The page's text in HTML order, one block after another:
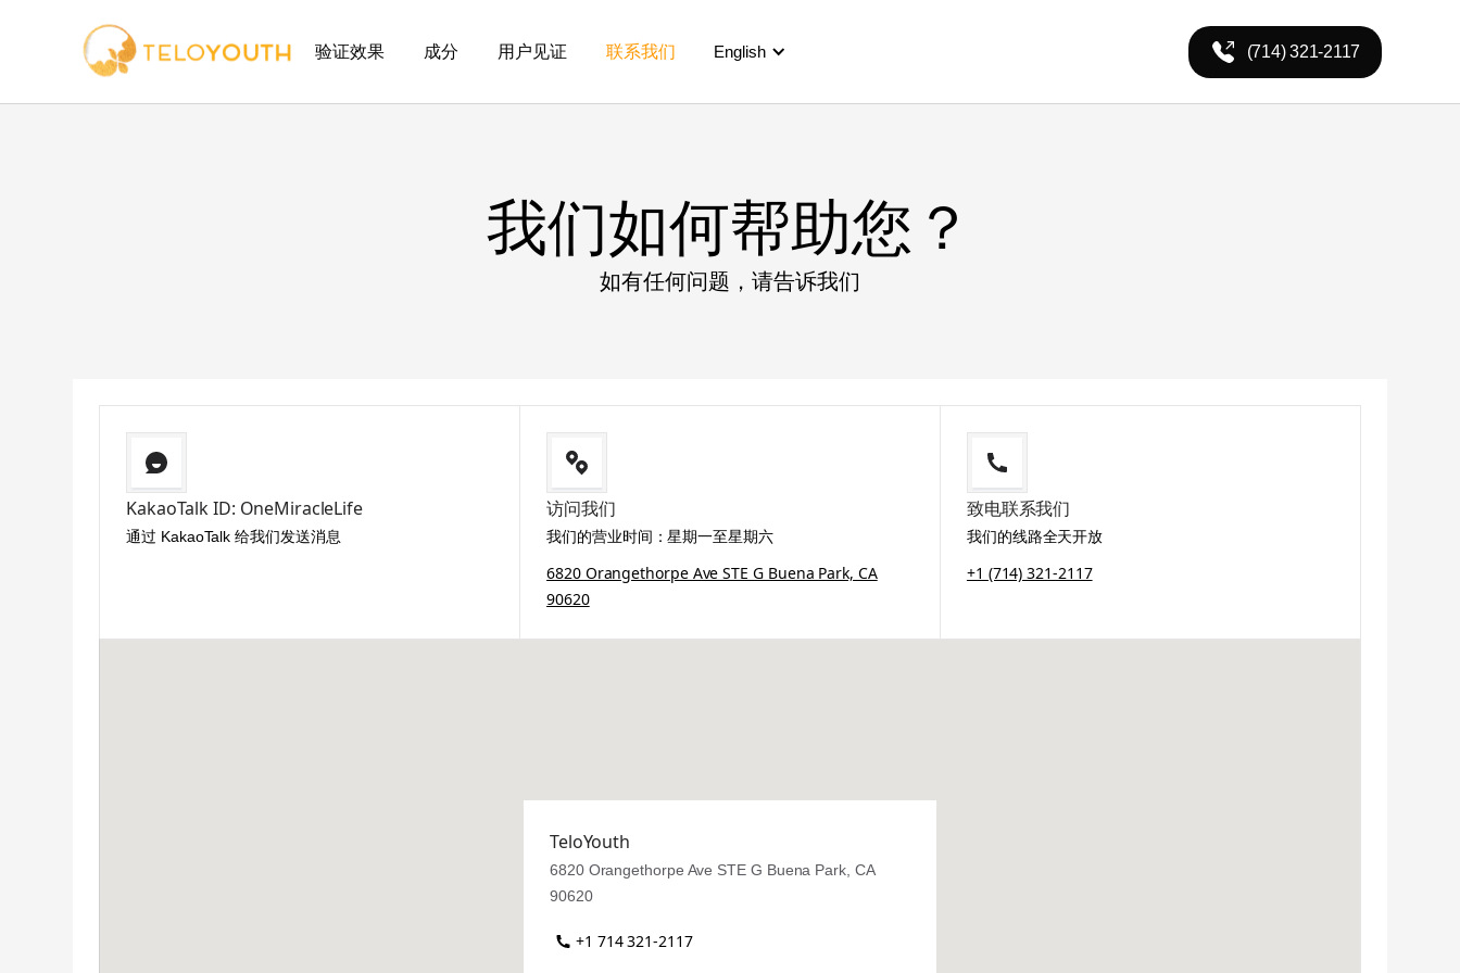
验证效果 成分 用户见证 联系我们 English (714) 321-2117
我们如何帮助您？
如有任何问题，请告诉我们
KakaoTalk ID: OneMiracleLife
通过 KakaoTalk 给我们发送消息
访问我们
我们的营业时间：星期一至星期六
6820 Orangethorpe Ave STE G Buena Park, CA
90620
致电联系我们
我们的线路全天开放
+1 (714) 321-2117
TeloYouth
6820 Orangethorpe Ave STE G Buena Park, CA
90620
+1 714 321-2117